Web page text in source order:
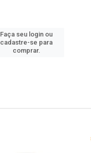
Faça seu login ou
cadastre-se para
comprar.